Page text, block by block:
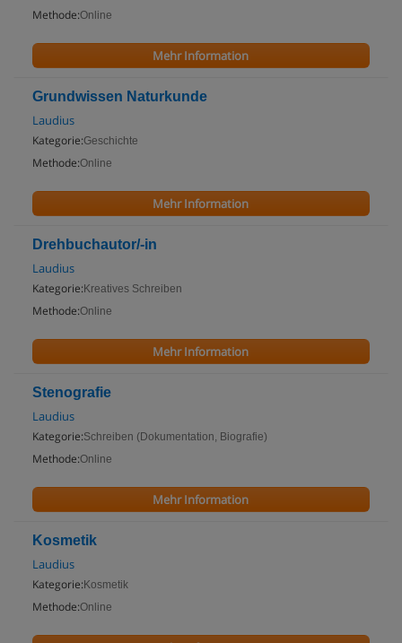
Methode:Online
Mehr Information
Grundwissen Naturkunde
Laudius
Kategorie:Geschichte
Methode:Online
Mehr Information
Drehbuchautor/-in
Laudius
Kategorie: Kreatives Schreiben
Methode:Online
Mehr Information
Stenografie
Laudius
Kategorie:Schreiben (Dokumentation, Biografie)
Methode:Online
Mehr Information
Kosmetik
Laudius
Kategorie: Kosmetik
Methode:Online